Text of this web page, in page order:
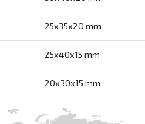
25x35x20 mm
25x40x15 mm
20x30x15 mm